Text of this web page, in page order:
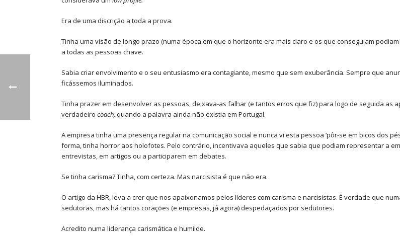
Era de uma discrição a toda a prova.
Tinha uma visão de longo prazo (numa época em que o horizonte era mais claro e os que conseguiam
a todas as pessoas chave.
Sabia criar envolvimento e o seu entusiasmo era contagiante, mesmo que sem exuberância. Sempre que
ficássemos iluminados.
Tinha prazer em desenvolver as pessoas, deixava-as falhar (e tantos erros que fiz) para logo de seguida as
verdadeiro coach, quando a palavra ainda não existia em Portugal.
A empresa tinha uma presença regular na comunicação social e nunca vi esta pessoa ‘pôr-se em bicos dos
forma, tinha horror aos holofotes. Pelo contrário, incentivava aqueles que sabia que podiam representar a
entrevistas, em artigos ou a participarem em debates.
Se tinha carisma? Tinha, com certeza. Mas narcisista é que não era.
O artigo da HBR, leva a crer que nos apaixonamos pelos líderes com carisma e narcisistas. É verdade que
sedutoras, mas há tantos corações (e empresas, já agora) despedaçados por sedutores.
Acredito numa liderança carismática e humilde.